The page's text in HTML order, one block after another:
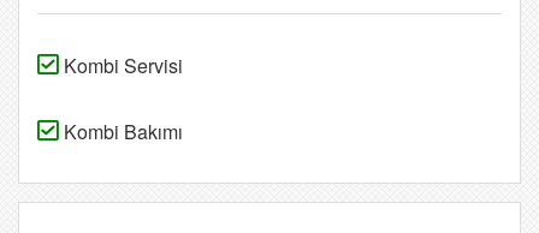
Kombi Servisi
Kombi Bakımı